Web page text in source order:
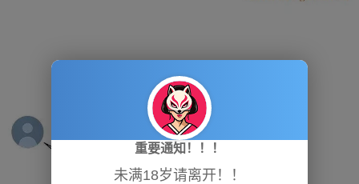
重要通知！！！
未满18岁请离开！！